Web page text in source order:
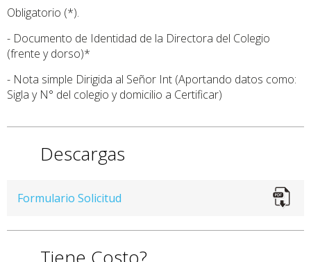
Obligatorio (*).
- Documento de Identidad de la Directora del Colegio
(frente y dorso)*
- Nota simple Dirigida al Señor Int (Aportando datos como:
Sigla y N° del colegio y domicilio a Certificar)
Descargas
Formulario Solicitud